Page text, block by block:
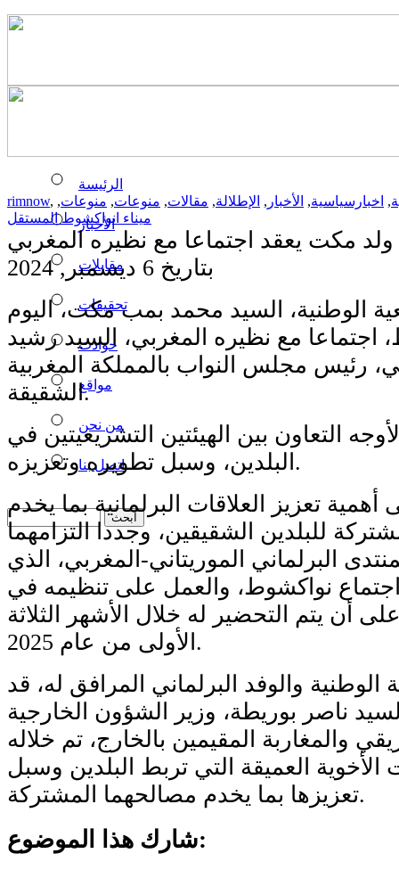
الرئيسة
الأخبار
مقابلات
تحقيقات
حوادث
مواقع
من نحن
اتصل بنا
rimnow, , اخبارسياسية, الأخبار , الإطلالة, مقالات, منوعات, منوعات,
ميناء انواكشوط المستقل
ولد مكت يعقد اجتماعا مع نظيره المغربي
بتاريخ 6 ديسمبر, 2024
الوطنية، السيد محمد بمب مكت، اليوم
اجتماعا مع نظيره المغربي، السيد رشيد
رئيس مجلس النواب بالمملكة المغربية
الشقيقة.
التعاون بين الهيئتين التشريعيتين في
البلدين، وسبل تطويره وتعزيزه.
تعزيز العلاقات البرلمانية بما يخدم
للبلدين الشقيقين، وجددا التزامهما
البرلماني الموريتاني-المغربي، الذي
نواكشوط، والعمل على تنظيمه في
أن يتم التحضير له خلال الأشهر الثلاثة
الأولى من عام 2025.
والوفد البرلماني المرافق له، قد
ناصر بوريطة، وزير الشؤون الخارجية
والمغاربة المقيمين بالخارج، تم خلاله
الأخوية العميقة التي تربط البلدين وسبل
تعزيزها بما يخدم مصالحهما المشتركة.
شارك هذا الموضوع: